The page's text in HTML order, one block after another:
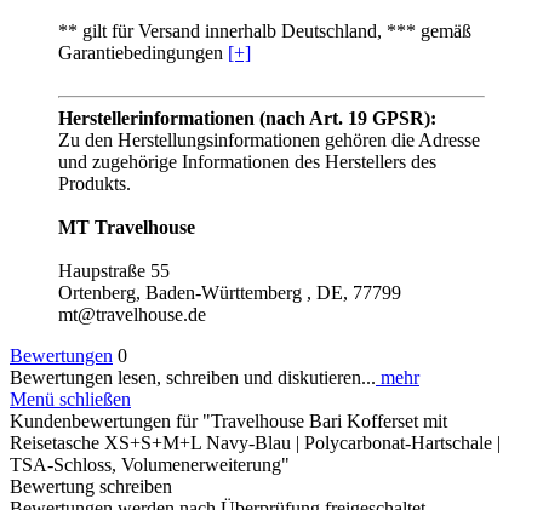
** gilt für Versand innerhalb Deutschland, *** gemäß
Garantiebedingungen [+]
Herstellerinformationen (nach Art. 19 GPSR):
Zu den Herstellungsinformationen gehören die Adresse
und zugehörige Informationen des Herstellers des
Produkts.
MT Travelhouse
Haupstraße 55
Ortenberg, Baden-Württemberg , DE, 77799
mt@travelhouse.de
Bewertungen 0
Bewertungen lesen, schreiben und diskutieren... mehr
Menü schließen
Kundenbewertungen für "Travelhouse Bari Kofferset mit
Reisetasche XS+S+M+L Navy-Blau | Polycarbonat-Hartschale |
TSA-Schloss, Volumenerweiterung"
Bewertung schreiben